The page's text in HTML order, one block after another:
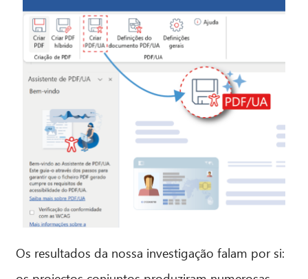
Os resultados da nossa investigação falam por si: